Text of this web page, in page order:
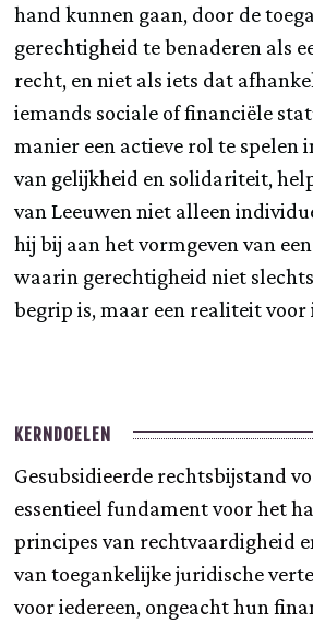
hand kunnen gaan, door de
gerechtigheid te benaderen als
recht, en niet als iets dat
iemands sociale of financiële
manier een actieve rol te spelen
van gelijkheid en solidariteit,
van Leeuwen niet alleen
hij bij aan het vormgeven van
waarin gerechtigheid niet
begrip is, maar een realiteit voor
KERNDOELEN
Gesubsidieerde rechtsbijstand
essentieel fundament voor het
principes van rechtvaardigheid
van toegankelijke juridische
voor iedereen, ongeacht hun